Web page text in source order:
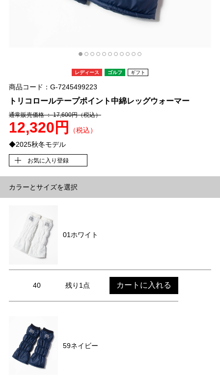
レディース ゴルフ ギフト
商品コード：G-7245499223
トリコロールテープポイント中綿レッグウォーマー
通常販売価格 ： 17,600円（税込）
12,320円
（税込）
◆2025秋冬モデル
お気に入り登録
カラーとサイズを選択
01ホワイト
40 残り1点 カートに入れる
59ネイビー